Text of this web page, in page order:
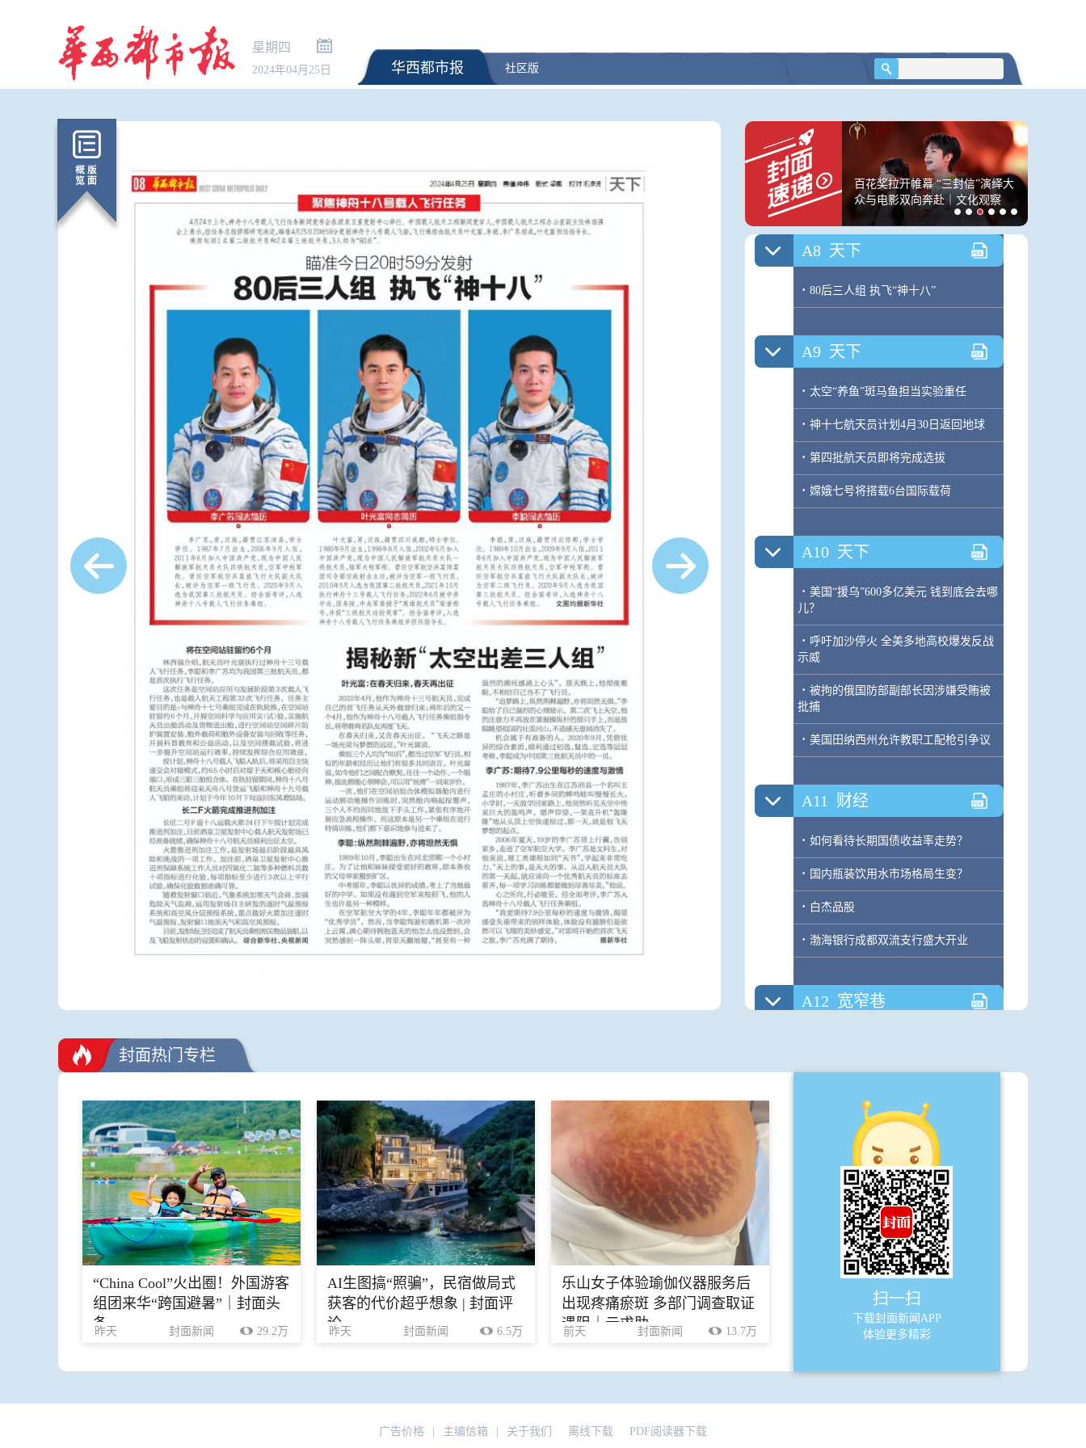
星期四
2024年04月25日 华西都市报 社区版
中国气象局升级调整应急响应为
台风暴雨强对流三级
奋楫之“陆” | 第二集《破敌阵》
为童心而画！80岁蔡皋成中国首
位国际安徒生插画家奖得主
百花奖拉开帷幕 “三封信”演绎大
众与电影双向奔赴｜文化观察
· 空气质量
· 体彩
A7
· 广告
A8 天下
· 80后三人组 执飞“神十八”
A9 天下
· 太空“养鱼”斑马鱼担当实验重任
· 神十七航天员计划4月30日返回地球
· 第四批航天员即将完成选拔
· 嫦娥七号将搭载6台国际载荷
A10 天下
· 美国“援乌”600多亿美元 钱到底会去哪
儿？
· 呼吁加沙停火 全美多地高校爆发反战
示威
· 被拘的俄国防部副部长因涉嫌受贿被
批捕
· 美国田纳西州允许教职工配枪引争议
A11 财经
· 如何看待长期国债收益率走势？
· 国内瓶装饮用水市场格局生变？
· 白杰品股
· 渤海银行成都双流支行盛大开业
A12 宽窄巷
· 山野觅香
少年派
远古巨型生物有多大？
少年派
A15 少年派
封面热门专栏
“China Cool”火出圈！外国游客
组团来华“跨国避暑”｜封面头
条
昨天 封面新闻 29.2万
AI生图搞“照骗”，民宿做局式
获客的代价超乎想象 | 封面评
论
昨天 封面新闻 6.5万
乐山女子体验瑜伽仪器服务后
出现疼痛瘀斑 多部门调查取证
遇阻｜云求助
前天 封面新闻 13.7万
扫一扫
下载封面新闻APP
体验更多精彩
广告价格 主编信箱 关于我们 离线下载 PDF阅读器下载